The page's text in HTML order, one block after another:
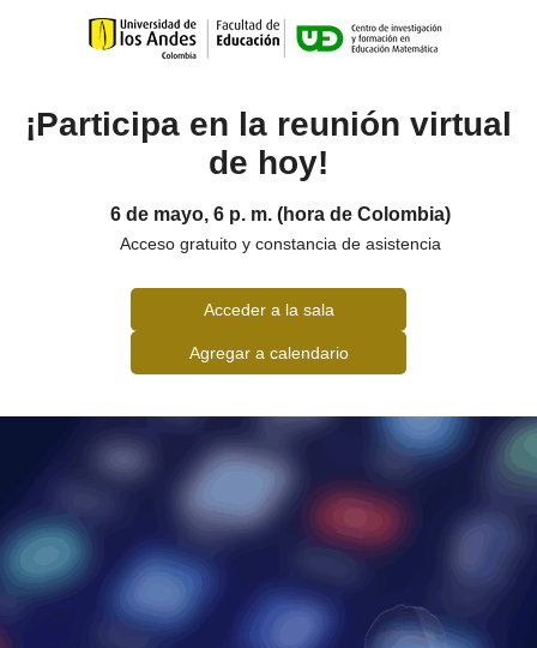
¡Participa en la reunión virtual
de hoy!
6 de mayo, 6 p. m. (hora de Colombia)
Acceso gratuito y constancia de asistencia
Acceder a la sala
Agregar a calendario